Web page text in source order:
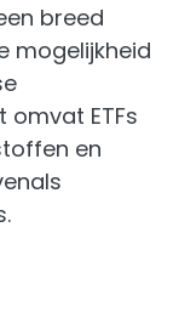
breed
mogelijkheid
ETFs
en